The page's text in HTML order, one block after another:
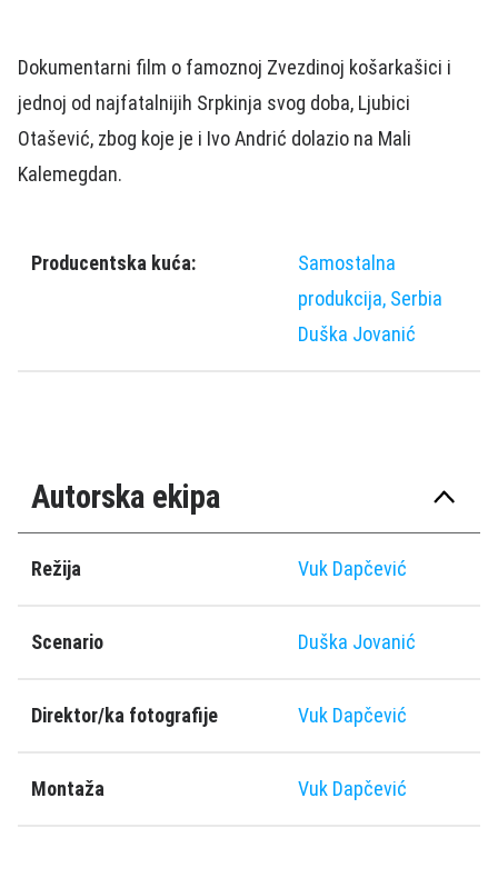
Dokumentarni film o famoznoj Zvezdinoj košarkašici i
jednoj od najfatalnijih Srpkinja svog doba, Ljubici
Otašević, zbog koje je i Ivo Andrić dolazio na Mali
Kalemegdan.
Producentska kuća:
Samostalna
produkcija, Serbia
Duška Jovanić
Autorska ekipa
Režija Vuk Dapčević
Scenario Duška Jovanić
Direktor/ka fotografije Vuk Dapčević
Montaža Vuk Dapčević